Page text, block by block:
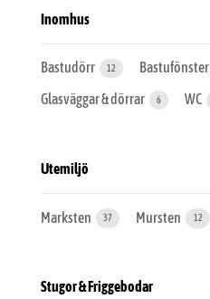
Inomhus
Bastudörr 12 Bastufönster
Glasväggar & dörrar 6 WC
Utemiljö
Marksten 37 Mursten 12
Stugor & Friggebodar